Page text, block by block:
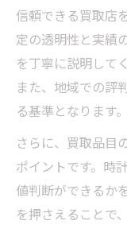
信頼できる買取店
定の透明性と実績
を丁寧に説明して
また、地域での評
る基準となります。
さらに、買取品目
ポイントです。時
値判断ができるか
を押さえることで